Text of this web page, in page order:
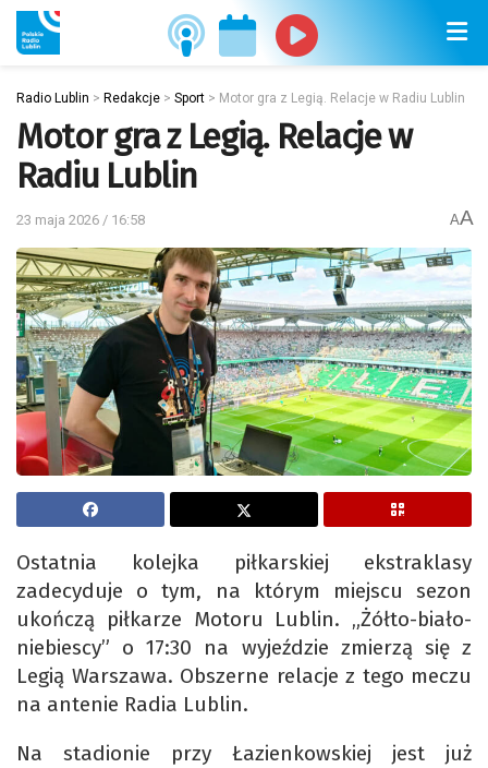
Radio Lublin > Redakcje > Sport > Motor gra z Legią. Relacje w Radiu Lublin
Motor gra z Legią. Relacje w
Radiu Lublin
23 maja 2026 / 16:58 AA
Ostatnia kolejka piłkarskiej ekstraklasy
zadecyduje o tym, na którym miejscu sezon
ukończą piłkarze Motoru Lublin. „Żółto-biało-
niebiescy” o 17:30 na wyjeździe zmierzą się z
Legią Warszawa. Obszerne relacje z tego meczu
na antenie Radia Lublin.
Na stadionie przy Łazienkowskiej jest już